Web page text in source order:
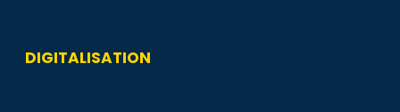
DIGITALISATION